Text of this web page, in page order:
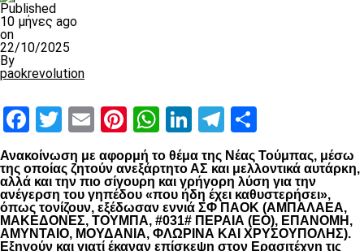
Published
10 μήνες ago
on
22/10/2025
By
paokrevolution
Facebook
Twitter
EmailPinterest
WhatsApp
LinkedIn
Telegram
Ανακοίνωση με αφορμή το θέμα της Νέας Τούμπας, μέσω
της οποίας ζητούν ανεξάρτητο ΑΣ και μελλοντικά αυτάρκη,
αλλά και την πιο σίγουρη και γρήγορη λύση για την
ανέγερση του γηπέδου «που ήδη έχει καθυστερήσει»,
όπως τονίζουν, εξέδωσαν εννιά ΣΦ ΠΑΟΚ (ΑΜΠΑΛΑΕΑ,
ΜΑΚΕΔΟΝΕΣ, ΤΟΥΜΠΑ, #031# ΠΕΡΑΙΑ (ΕΟ), ΕΠΑΝΟΜΗ,
ΑΜΥΝΤΑΙΟ, ΜΟΥΔΑΝΙΑ, ΦΛΩΡΙΝΑ ΚΑΙ ΧΡΥΣΟΥΠΟΛΗΣ).
Εξηγούν και γιατί έκαναν επίσκεψη στον Ερασιτέχνη τις